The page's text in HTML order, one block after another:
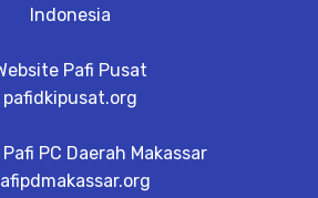
Indonesia
Pafi Pusat
pafidkipusat.org
PC Daerah Makassar